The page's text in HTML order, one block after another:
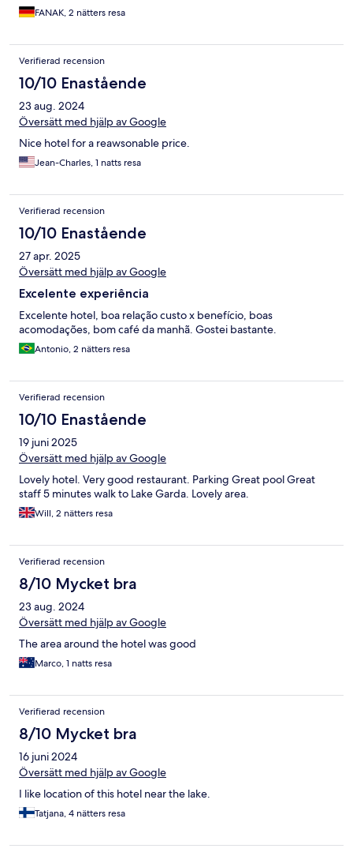
FANAK, 2 nätters resa
Verifierad recension
10/10 Enastående
23 aug. 2024
Översätt med hjälp av Google
Nice hotel for a reawsonable price.
Jean-Charles, 1 natts resa
Verifierad recension
10/10 Enastående
27 apr. 2025
Översätt med hjälp av Google
Excelente experiência
Excelente hotel, boa relação custo x benefício, boas
acomodações, bom café da manhã. Gostei bastante.
Antonio, 2 nätters resa
Verifierad recension
10/10 Enastående
19 juni 2025
Översätt med hjälp av Google
Lovely hotel. Very good restaurant. Parking Great pool Great
staff 5 minutes walk to Lake Garda. Lovely area.
Will, 2 nätters resa
Verifierad recension
8/10 Mycket bra
23 aug. 2024
Översätt med hjälp av Google
The area around the hotel was good
Marco, 1 natts resa
Verifierad recension
8/10 Mycket bra
16 juni 2024
Översätt med hjälp av Google
I like location of this hotel near the lake.
Tatjana, 4 nätters resa